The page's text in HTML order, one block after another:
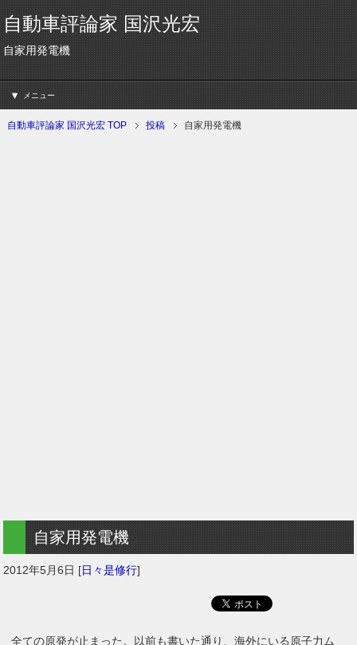
自動車評論家 国沢光宏
自家用発電機
メニュー
自動車評論家 国沢光宏 TOP 投稿 自家用発電機
自家用発電機
2012年5月6日 [日々是修行]
全ての原発が止まった。以前も書いた通り、海外にいる原子力ム